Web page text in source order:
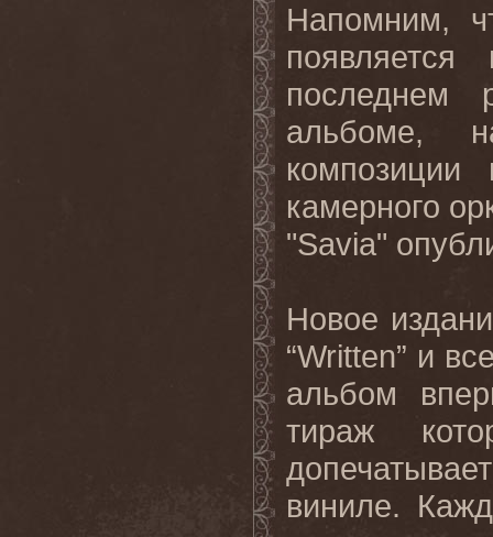
Напомним,
последнем
альбоме,
камерного
"Savia"
Новое
“Written” и
альбом
тираж
виниле.